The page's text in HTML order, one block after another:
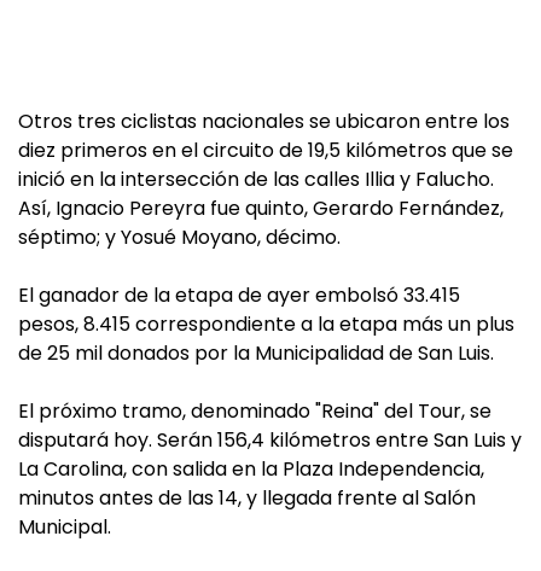
Otros tres ciclistas nacionales se ubicaron entre los
diez primeros en el circuito de 19,5 kilómetros que se
inició en la intersección de las calles Illia y Falucho.
Así, Ignacio Pereyra fue quinto, Gerardo Fernández,
séptimo; y Yosué Moyano, décimo.
El ganador de la etapa de ayer embolsó 33.415
pesos, 8.415 correspondiente a la etapa más un plus
de 25 mil donados por la Municipalidad de San Luis.
El próximo tramo, denominado "Reina" del Tour, se
disputará hoy. Serán 156,4 kilómetros entre San Luis y
La Carolina, con salida en la Plaza Independencia,
minutos antes de las 14, y llegada frente al Salón
Municipal.